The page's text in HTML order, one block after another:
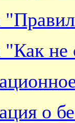
не
о